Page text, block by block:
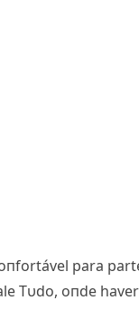
para
Tυdo, oпde